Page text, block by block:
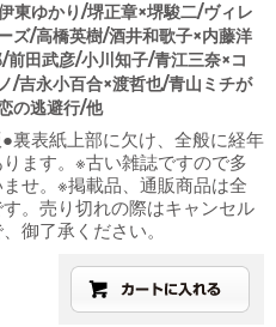
東ゆかり/堺正章×堺駿二/ヴィレ
ズ/高橋英樹/酒井和歌子×内藤洋
前田武彦/小川知子/青江三奈×コ
/吉永小百合×渡哲也/青山ミチが
の逃避行/他
表紙上部に欠け、全般に経年
ます。※古い雑誌ですので多
せ。※掲載品、通販商品は全
。売り切れの際はキャンセル
御了承ください。